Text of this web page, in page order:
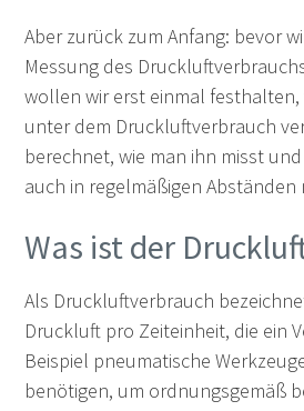
Aber zurück zum Anfang: bevor
Messung des
wollen wir erst einmal festhalten,
unter dem Druckluftverbrauch
berechnet, wie man ihn misst
auch in regelmäßigen Abständen
Was ist der
Als Druckluftverbrauch
Druckluft pro Zeiteinheit, die ein
Beispiel pneumatische
benötigen, um ordnungsgemäß